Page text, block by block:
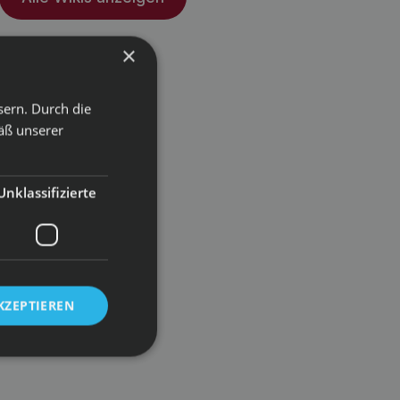
×
Durch die
unserer